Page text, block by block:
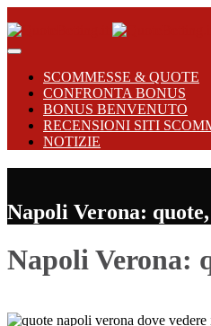
SCOMMESSE & QUOTE
CONFRONTA BONUS
BONUS BENVENUTO
RECENSIONI SITI
NOTIZIE
Napoli Verona:
Napoli Verona: